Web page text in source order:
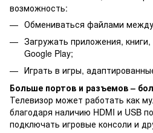
возможность:
Обмениваться файлами
Загружать приложения,
Google Play;
Играть в игры,
Больше портов и разъемов –
Телевизор может работать как
благодаря наличию HDMI и USB
подключать игровые консоли и